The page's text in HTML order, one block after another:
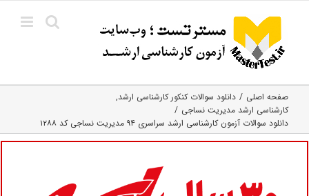
content
صفحه اصلی
دانلود سوالات کنکور کارشناسی ارشد
کارشناسی ارشد مدیریت نساجی
دانلود سوالات آزمون کارشناسی ارشد سراسری ۹۴ مدیریت نساجی کد ۱۲۸۸